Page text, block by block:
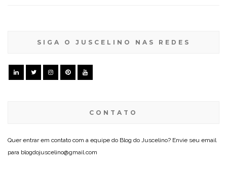
SIGA O JUSCELINO NAS REDES
CONTATO
Quer entrar em contato com a equipe do Blog do Juscelino? Envie seu email
para blogdojuscelino@gmail.com